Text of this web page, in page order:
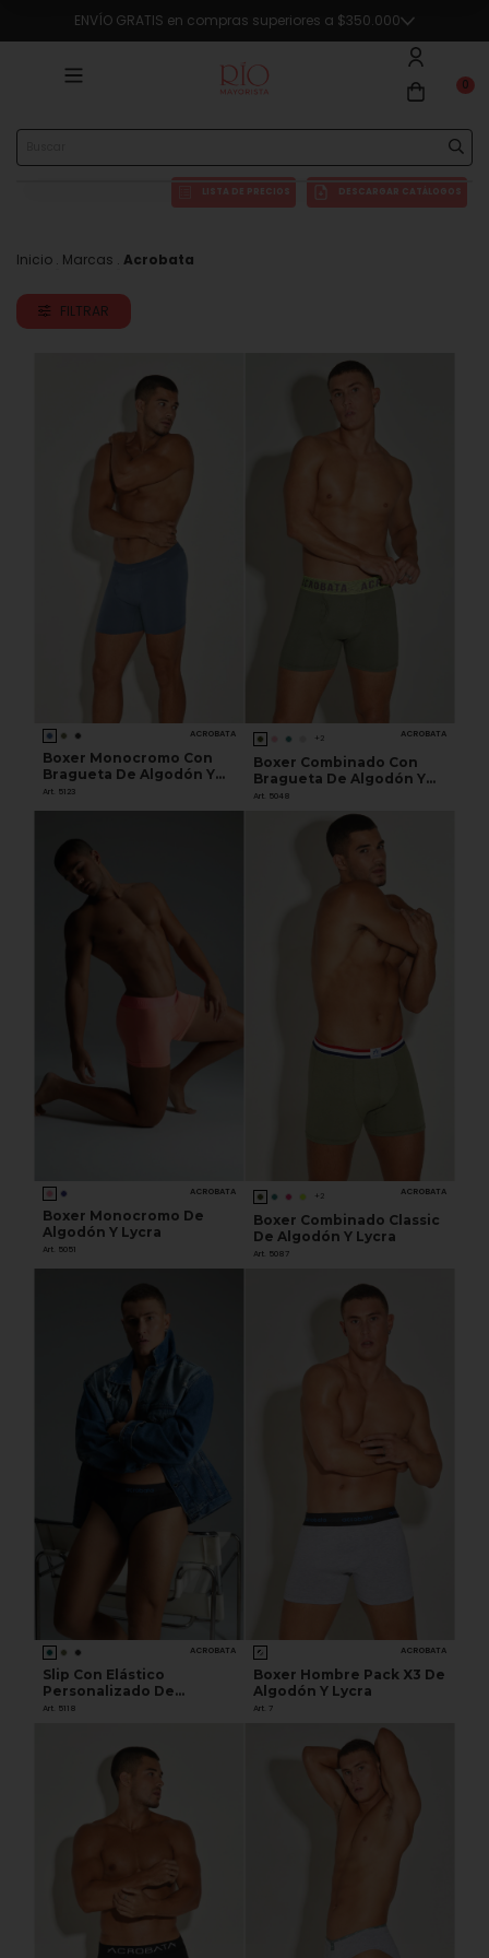
0
LISTA DE PRECIOS DESCARGAR CATÁLOGOS
Inicio . Marcas . Acrobata
FILTRAR
ACROBATA
Boxer Monocromo Con
Bragueta De Algodón Y
Lycra
Art. 5123
+2 ACROBATA
Boxer Combinado Con
Bragueta De Algodón Y
Lycra
Art. 5048
ACROBATA
Boxer Monocromo De
Algodón Y Lycra
Art. 5051
+2 ACROBATA
Boxer Combinado Classic
De Algodón Y Lycra
Art. 5087
ACROBATA
Slip Con Elástico
Personalizado De
Algodón Y Lycra
Art. 5118
ACROBATA
Boxer Hombre Pack X3 De
Algodón Y Lycra
Art. 7